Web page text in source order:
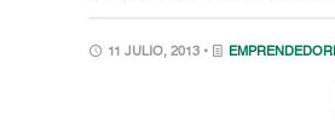
11 JULIO, 2013 •